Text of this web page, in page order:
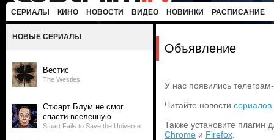
СЕРИАЛЫ КИНО НОВОСТИ ВИДЕО НОВИНКИ РАСПИСАНИЕ
НОВЫЕ СЕРИАЛЫ
Вестис
The Westies
Стюарт Блум не смог
спасти вселенную
Stuart Fails to Save the Universe
Объявление
У нас появились
Читайте новости сериалов
Также установите плагин
Chrome и Firefox